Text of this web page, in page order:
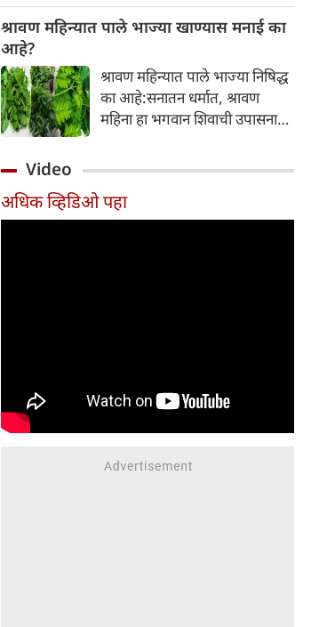
नकारात्मक परिणाम होऊ शकतो.
होते, ज्यामुळे निस्तेजपणा, मुरुमे
आणि ब्लॅकहेड्स यांसारख्या समस्या
निर्माण होतात.
श्रावण महिन्यात पाले भाज्या खाण्यास मनाई का
आहे?
श्रावण महिन्यात पाले भाज्या निषिद्ध
का आहे:सनातन धर्मात, श्रावण
महिना हा भगवान शिवाची उपासना
दानधर्म आणि सात्विक जीवनशैलीचे
पालन करतात.
Video
अधिक व्हिडिओ पहा